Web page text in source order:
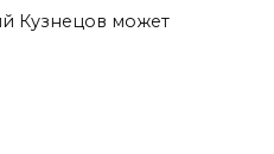
Кузнецов может